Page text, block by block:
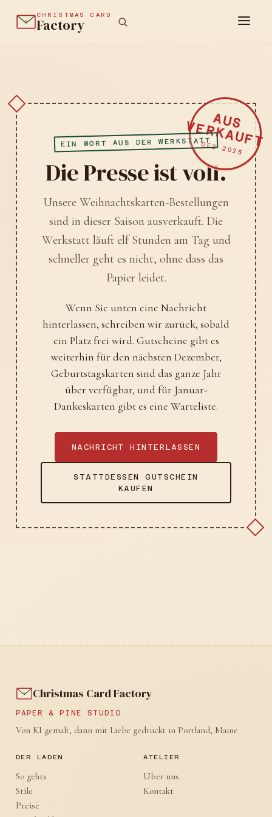
CHRISTMAS CARD
Factory
AUS
VERKAUFT
DEZ 2025
EIN WORT AUS DER WERKSTATT
Die Presse ist voll.
Unsere Weihnachtskarten-Bestellungen
sind in dieser Saison ausverkauft. Die
Werkstatt läuft elf Stunden am Tag und
schneller geht es nicht, ohne dass das
Papier leidet.
Wenn Sie unten eine Nachricht
hinterlassen, schreiben wir zurück, sobald
ein Platz frei wird. Gutscheine gibt es
weiterhin für den nächsten Dezember,
Geburtstagskarten sind das ganze Jahr
über verfügbar, und für Januar-
Dankeskarten gibt es eine Warteliste.
NACHRICHT HINTERLASSEN
STATTDESSEN GUTSCHEIN
KAUFEN
Christmas Card Factory
PAPER & PINE STUDIO
Von KI gemalt, dann mit Liebe gedruckt in Portland, Maine
DER LADEN
So gehts
Stile
Preise
ATELIER
Uber uns
Kontakt